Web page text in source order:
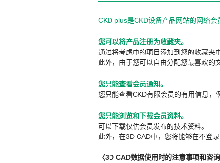
CKD plus是CKD设备产品网站的网络
您可以将产品注册为收藏夹。
通过将考虑中的项目添加到您的收藏夹
此外，由于您可以自由分配您最喜欢的
您只能查看会员通知。
您只能查看CKD有限会员的有用信息，
您只能浏览和下载会员资料。
可以下载仅供会员发布的技术资料。
此外，在3D CAD中，您将能够在不登
〈3D CAD数据使用时的注意事项和咨